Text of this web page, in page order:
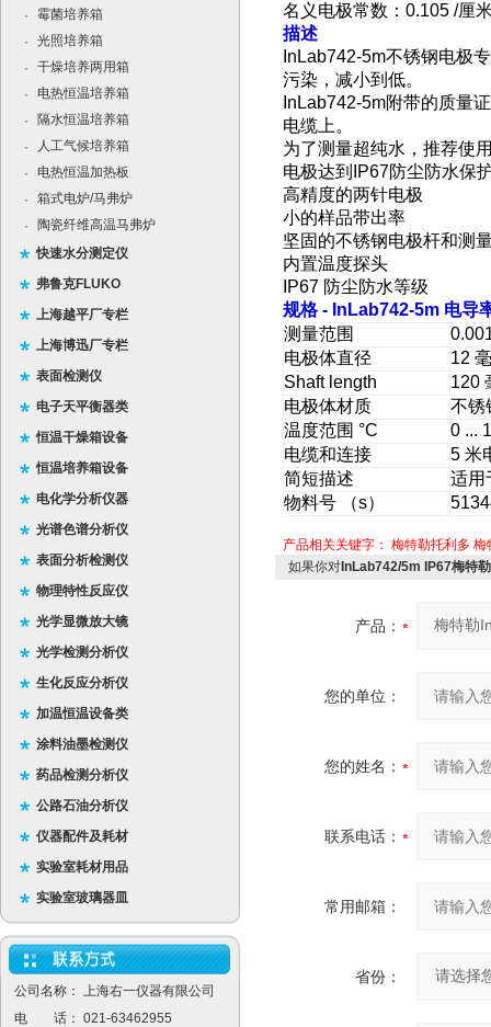
·
霉菌培养箱
·
光照培养箱
·
干燥培养两用箱
·
电热恒温培养箱
·
隔水恒温培养箱
·
人工气候培养箱
·
电热恒温加热板
·
箱式电炉/马弗炉
·
陶瓷纤维高温马弗炉
快速水分测定仪
弗鲁克FLUKO
上海越平厂专栏
上海博迅厂专栏
表面检测仪
电子天平衡器类
恒温干燥箱设备
恒温培养箱设备
电化学分析仪器
光谱色谱分析仪
表面分析检测仪
物理特性反应仪
光学显微放大镜
光学检测分析仪
生化反应分析仪
加温恒温设备类
涂料油墨检测仪
药品检测分析仪
公路石油分析仪
仪器配件及耗材
实验室耗材用品
实验室玻璃器皿
公司名称： 上海右一仪器有限公司
电 话： 021-63462955
名义电极常数：0.105 /厘
描述
InLab742-5m不锈钢电极
污染，减小到低。
InLab742-5m附带的质量
电缆上。
为了测量超纯水，推荐使
电极达到IP67防尘防水保
高精度的两针电极
小的样品带出率
坚固的不锈钢电极杆和测
内置温度探头
IP67 防尘防水等级
规格- InLab742-5m 电导
测量范围
电极体直径
12
Shaft length
120
电极体材质
不锈
温度范围 °C
0 ...
电缆和连接
5 米
简短描述
适用
物料号 （s）
产品相关关键字： 梅特勒托利多 梅
如果你对InLab742/5m IP67梅特
产品：
您的单位：
您的姓名：
联系电话：
常用邮箱：
省份：